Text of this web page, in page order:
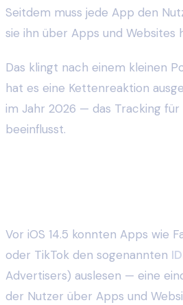
Seitdem muss jede App den
sie ihn über Apps und Websites
Das klingt nach einem kleinen
hat es eine Kettenreaktion
im Jahr 2026 — das Tracking für
beeinflusst.
Vor iOS 14.5 konnten Apps wie
oder TikTok den sogenannten
Advertisers) auslesen — eine
der Nutzer über Apps und